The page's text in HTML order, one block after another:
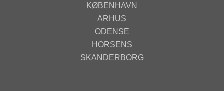
KØBENHAVN
ARHUS
ODENSE
HORSENS
SKANDERBORG